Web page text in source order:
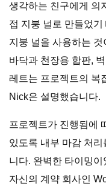
생각하는 친구에게 의
접 지붕 널로 만들었
지붕 널을 사용하는
바닥과 천장용 합판,
레트는 프로젝트의 복
Nick은 설명했습니다.
프로젝트가 진행됨에
있도록 내부 마감 처
니다. 완벽한 타이밍
자신의 계약 회사인